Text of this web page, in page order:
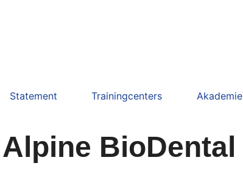
Statement Trainingcenters Akademie
BioDental